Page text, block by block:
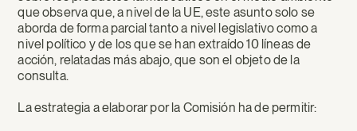
que observa que, a nivel de la UE, este asunto solo se
aborda de forma parcial tanto a nivel legislativo como a
nivel político y de los que se han extraído 10 líneas de
acción, relatadas más abajo, que son el objeto de la
consulta.
La estrategia a elaborar por la Comisión ha de permitir: